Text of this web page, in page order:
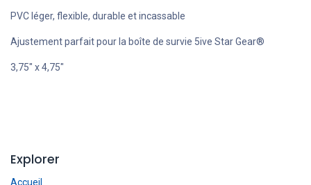
PVC léger, flexible, durable et incassable
Ajustement parfait pour la boîte de survie 5ive Star Gear®
3,75" x 4,75"
Explorer
Accueil